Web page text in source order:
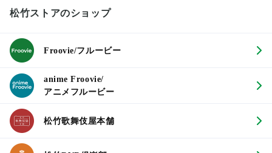
松竹ストアのショップ
Froovie/フルービー
anime Froovie/
アニメフルービー
松竹歌舞伎屋本舗